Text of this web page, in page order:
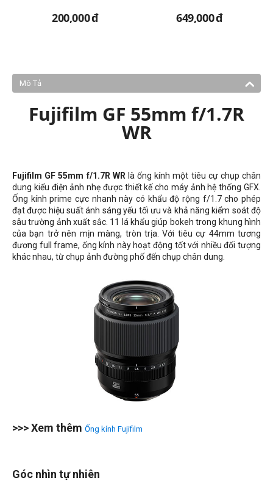
200,000đ 649,000đ
Mô Tả
Fujifilm GF 55mm f/1.7R
WR
Fujifilm GF 55mm f/1.7R WR là ống kính một tiêu cự chụp chân
dung kiểu điện ảnh nhẹ được thiết kế cho máy ảnh hệ thống GFX.
Ống kính prime cực nhanh này có khẩu độ rộng f/1.7 cho phép
đạt được hiệu suất ánh sáng yếu tối ưu và khả năng kiểm soát độ
sâu trường ảnh xuất sắc. 11 lá khẩu giúp bokeh trong khung hình
của bạn trở nên mịn màng, tròn trịa. Với tiêu cự 44mm tương
đương full frame, ống kính này hoạt động tốt với nhiều đối tượng
khác nhau, từ chụp ảnh đường phố đến chụp chân dung.
>>> Xem thêm Ống kính Fujifilm
Góc nhìn tự nhiên